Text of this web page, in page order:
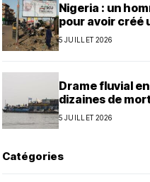
Nigeria : un
pour avoir créé
agence de la
5 JUILLET 2026
Drame fluvial en
dizaines de
nombreux
5 JUILLET 2026
Catégories